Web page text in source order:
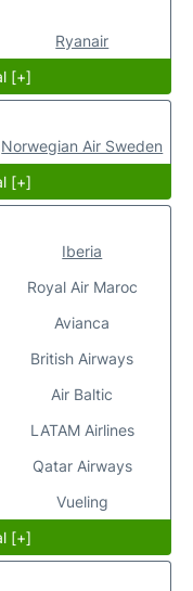
Ryanair
[+]
Norwegian Air Sweden
[+]
Iberia
Royal Air Maroc
Avianca
British Airways
Air Baltic
LATAM Airlines
Qatar Airways
Vueling
[+]